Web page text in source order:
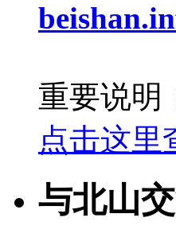
重要说明
点击这里
与北山